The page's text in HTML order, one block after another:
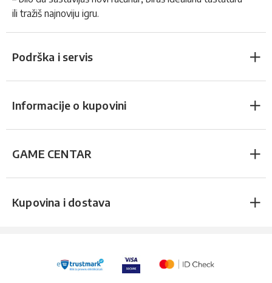
ili tražiš najnoviju igru.
Podrška i servis
Informacije o kupovini
GAME CENTAR
Kupovina i dostava